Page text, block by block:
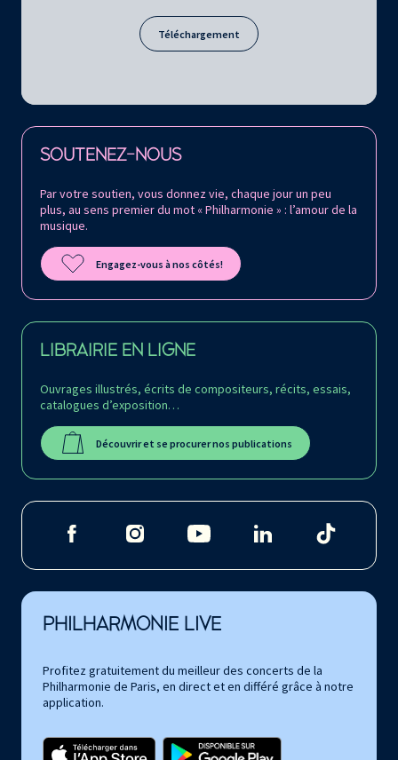
Téléchargement
SOUTENEZ-NOUS
Par votre soutien, vous donnez vie, chaque jour un peu
plus, au sens premier du mot « Philharmonie » : l’amour de la
musique.
Engagez-vous à nos côtés!
LIBRAIRIE EN LIGNE
Ouvrages illustrés, écrits de compositeurs, récits, essais,
catalogues d’exposition…
Découvrir et se procurer nos publications
Retrouvez la Philharmonie de Paris sur
PHILHARMONIE LIVE
Profitez gratuitement du meilleur des concerts de la
Philharmonie de Paris, en direct et en différé grâce à notre
application.